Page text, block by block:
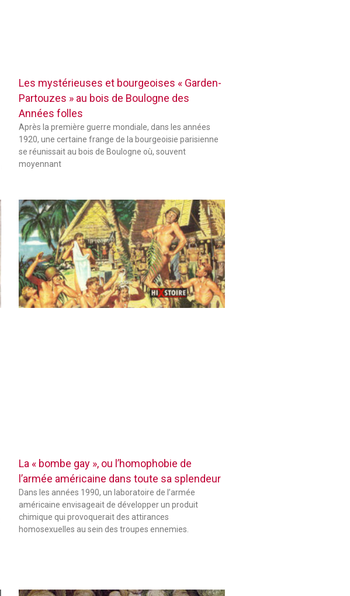
Les mystérieuses et bourgeoises « Garden-
Partouzes » au bois de Boulogne des
Années folles
Après la première guerre mondiale, dans les années
1920, une certaine frange de la bourgeoisie parisienne
se réunissait au bois de Boulogne où, souvent
moyennant
La « bombe gay », ou l’homophobie de
l’armée américaine dans toute sa splendeur
Dans les années 1990, un laboratoire de l’armée
américaine envisageait de développer un produit
chimique qui provoquerait des attirances
homosexuelles au sein des troupes ennemies.